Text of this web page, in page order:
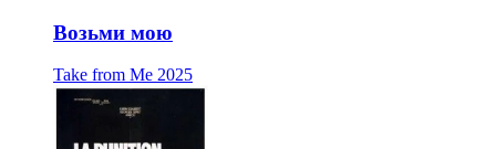
Возьми мою
Take from Me 2025